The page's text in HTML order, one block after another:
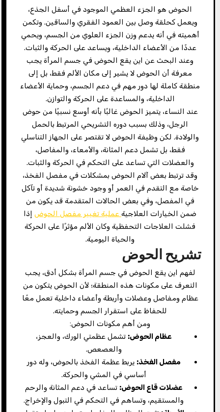
الحوض هو الجزء العظمي الموجود في أسفل الجذع،
ويعمل كحلقة وصل بين العمود الفقري والساقين. وتكمن
أهميته في أنه يدعم وزن الجزء العلوي من الجسم، ويحمي
عددًا من الأعضاء الداخلية، ويساعد على الحركة والثبات.
وعند البحث عن اين يقع الحوض في جسم المرأة يجب
معرفة أن الحوض لا يشير إلى مكان الألم فقط، بل إلى
منطقة كاملة لها دور مهم في دعم الجسم، وحماية الأعضاء
الداخلية، والمساعدة على الحركة والتوازن.
عند النساء، يتميز الحوض غالبًا بأنه أوسع نسبيًا من حوض
الرجل، وذلك بسبب دوره التشريحي المرتبط بالحمل
والولادة. لكن وظيفة الحوض لا تقتصر على الجهاز التناسلي
فقط، بل تشمل دعم المثانة، والأمعاء، والمفاصل،
والعضلات التي تساعد على التحكم في الحركة والثبات.
وقد ترتبط بعض آلام الحوض بمشكلات في مفصل الفخذ،
خاصة مع التقدم في العمر أو وجود خشونة شديدة أو تآكل
في المفصل، وفي بعض الحالات المتقدمة قد يكون من
ضمن الخيارات العلاجية عملية تغيير مفصل الحوض إذا
فشلت العلاجات التحفظية وكان الألم مؤثرًا على الحركة
والحياة اليومية.
تشريح الحوض
لفهم اين يقع الحوض في جسم المرأة بشكل أدق، يجب
التعرف على مكونات هذه المنطقة؛ لأن الحوض يتكون من
عظام ومفاصل وعضلات وأربطة وأعضاء داخلية تعمل معًا
للحفاظ على استقرار الجسم وحمايته.
ومن أهم مكونات الحوض:
عظام الحوض: تشمل عظمتي الورك، والعجز،
والعصعص.
مفصل الفخذ: يربط عظمة الفخذ بالحوض، وله دور
أساسي في المشي والحركة.
عضلات قاع الحوض: تساعد في دعم المثانة والرحم
والمستقيم، وتساهم في التحكم في التبول والإخراج.